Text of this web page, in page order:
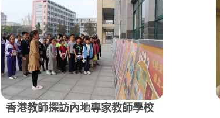
香港教師探訪內地專家教師學校